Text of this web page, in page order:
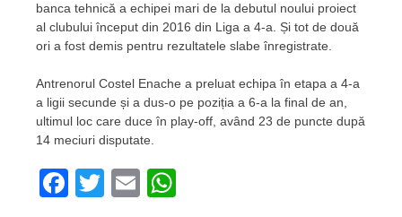
banca tehnică a echipei mari de la debutul noului proiect
al clubului început din 2016 din Liga a 4-a. Și tot de două
ori a fost demis pentru rezultatele slabe înregistrate.
Antrenorul Costel Enache a preluat echipa în etapa a 4-a
a ligii secunde și a dus-o pe poziția a 6-a la final de an,
ultimul loc care duce în play-off, având 23 de puncte după
14 meciuri disputate.
Facebook
TwitterEmail